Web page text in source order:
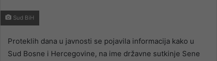
Sud BiH
Proteklih dana u javnosti se pojavila informacija kako u
Sud Bosne i Hercegovine, na ime državne sutkinje Sene